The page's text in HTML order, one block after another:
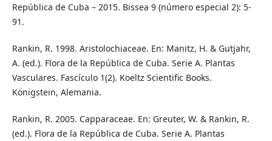
República de Cuba – 2015. Bissea 9 (número especial 2): 5-
91.
Rankin, R. 1998. Aristolochiaceae. En: Manitz, H. & Gutjahr,
A. (ed.). Flora de la República de Cuba. Serie A. Plantas
Vasculares. Fascículo 1(2). Koeltz Scientific Books.
Königstein, Alemania.
Rankin, R. 2005. Capparaceae. En: Greuter, W. & Rankin, R.
(ed.). Flora de la República de Cuba. Serie A. Plantas